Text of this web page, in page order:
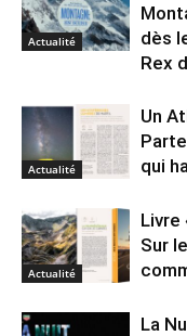
Actualité
dès
Rex
Actualité
Un
qui
Actualité
Livre
Sur
La